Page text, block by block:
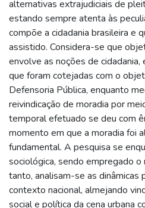
alternativas extrajudiciais de
estando sempre atenta às
compõe a cidadania brasileira e
assistido. Considera-se que
envolve as noções de cidadania,
que foram cotejadas com o
Defensoria Pública, enquanto
reivindicação de moradia por
temporal efetuado se deu com
momento em que a moradia foi
fundamental. A pesquisa se
sociológica, sendo empregado o
tanto, analisam-se as dinâmicas
contexto nacional, almejando
social e política da cena urbana